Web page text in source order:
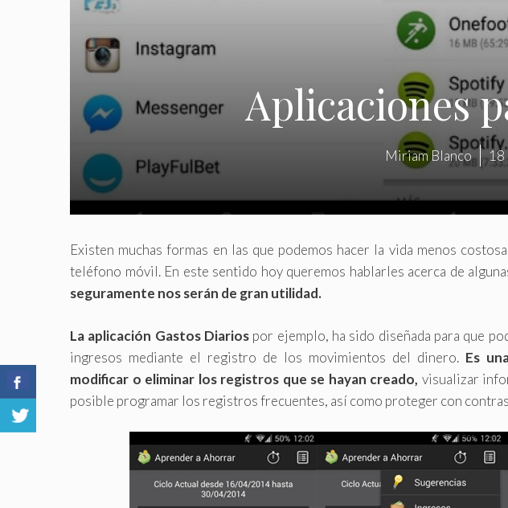
Aplicaciones
Miriam Blanco 18
Existen muchas formas en las que podemos hacer la vida menos
teléfono móvil. En este sentido hoy queremos hablarles acerca de
seguramente nos serán de gran utilidad.
La aplicación Gastos Diarios por ejemplo, ha sido diseñada para que
ingresos mediante el registro de los movimientos del dinero.Es
modificar o eliminar los registros que se hayan creado, visualizar
posible programar los registros frecuentes, así como proteger con